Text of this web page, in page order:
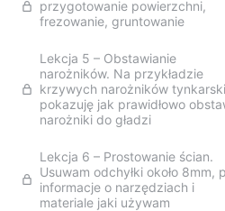
przygotowanie powierzchni,
frezowanie, gruntowanie
Lekcja 5 – Obstawianie
narożników. Na przykładzie
krzywych narożników
pokazuję jak prawidłowo
narożniki do gładzi
Lekcja 6 – Prostowanie ścian.
Usuwam odchyłki około 8mm,
informacje o narzędziach i
materiale jaki używam